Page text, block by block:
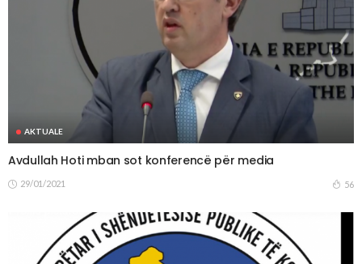
AKTUALE
Avdullah Hoti mban sot konferencë për media
29/01/2021 56